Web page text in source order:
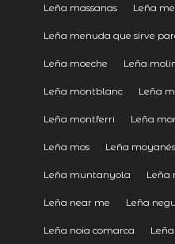
Leña massanas Leña
Leña menuda que sirve
Leña moeche Leña
Leña montblanc Leña
Leña montferri Leña
Leña mos Leña moyanés
Leña muntanyola Leña
Leña near me Leña
Leña noia comarca